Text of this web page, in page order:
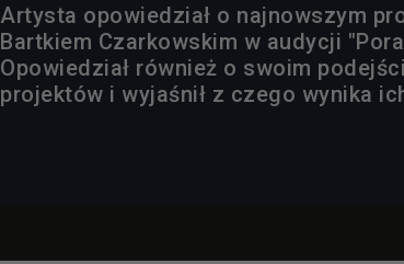
Artysta opowiedział o najnowszym
Bartkiem Czarkowskim w audycji
Opowiedział również o swoim
projektów i wyjaśnił z czego wynika